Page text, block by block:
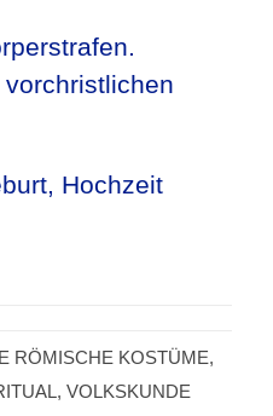
Hochzeit
RÖMISCHE KOSTÜME,
,VOLKSKUNDE